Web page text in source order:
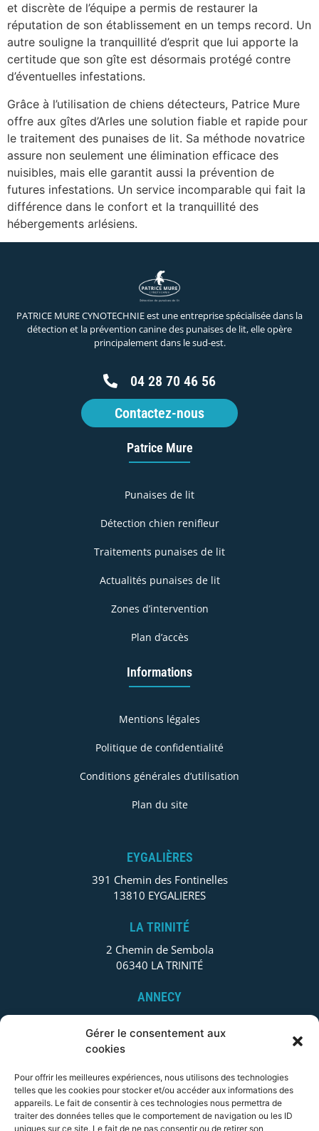
Gérer le consentement aux
cookies
Pour offrir les meilleures expériences, nous utilisons des technologies
telles que les cookies pour stocker et/ou accéder aux informations des
appareils. Le fait de consentir à ces technologies nous permettra de
traiter des données telles que le comportement de navigation ou les ID
uniques sur ce site. Le fait de ne pas consentir ou de retirer son
et discrète de l’équipe a permis de restaurer la
réputation de son établissement en un temps record. Un
autre souligne la tranquillité d’esprit que lui apporte la
certitude que son gîte est désormais protégé contre
d’éventuelles infestations.
Grâce à l’utilisation de chiens détecteurs, Patrice Mure
offre aux gîtes d’Arles une solution fiable et rapide pour
le traitement des punaises de lit. Sa méthode novatrice
assure non seulement une élimination efficace des
nuisibles, mais elle garantit aussi la prévention de
futures infestations. Un service incomparable qui fait la
différence dans le confort et la tranquillité des
hébergements arlésiens.
PATRICE MURE CYNOTECHNIE est une entreprise spécialisée dans la
détection et la prévention canine des punaises de lit, elle opère
principalement dans le sud-est.
04 28 70 46 56
Contactez-nous
Patrice Mure
Punaises de lit
Détection chien renifleur
Traitements punaises de lit
Actualités punaises de lit
Zones d’intervention
Plan d’accès
Informations
Mentions légales
Politique de confidentialité
Conditions générales d’utilisation
Plan du site
EYGALIÈRES
391 Chemin des Fontinelles
13810 EYGALIERES
LA TRINITÉ
2 Chemin de Sembola
06340 LA TRINITÉ
ANNECY
78 allée primavera Centre UBIDOCA, 18832 PRINGY
74370 ANNECY
112 Boulevard des Belges
69006 LYON